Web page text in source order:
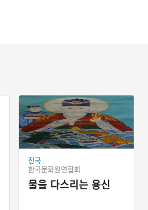
전국
한국문화원연합회
물을 다스리는 용신